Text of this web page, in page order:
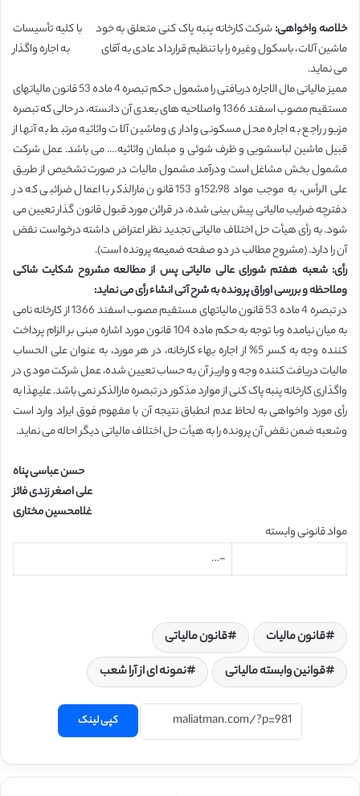
خلاصه واخواهی: شرکت کارخانه پنبه پاک کنی متعلق به خود با کلیه تأسیسات
ماشین آلات، باسکول وغیره را با تنظیم قرارداد عادی به آقای به اجاره واگذار
می نماید.
ممیز مالیاتی مال الاجاره دریافتی را مشمول حکم تبصره 4 ماده 53 قانون مالیاتهای
مستقیم مصوب اسفند 1366 واصلاحیه های بعدی آن دانسته، در حالی که تبصره
مزبور راجع به اجاره محل مسکونی واداری وماشین آلات واثاثیه مرتبط به آنها از
قبیل ماشین لباسشویی و ظرف شوئی و مبلمان واثاثیه…. می باشد. عمل شرکت
مشمول بخش مشاغل است ودرآمد مشمول مالیات در صورت تشخیص از طریق
علی الرأس، به موجب مواد 152،98و 153 قانون مارالذکر با اعمال ضرائبی که در
دفترچه ضرایب مالیاتی پیش بینی شده، در قرائن مورد قبول قانون گذار تعیین می
شود. به رأی هیأت حل اختلاف مالیاتی تجدید نظر اعتراض داشته درخواست نقض
آن را دارد. (مشروح مطالب در دو صفحه ضمیمه پرونده است).
رأی: شعبه هفتم شورای عالی مالیاتی پس از مطالعه مشروح شکایت شاکی
وملاحظه و بررسی اوراق پرونده به شرح آتی انشاء رأی می نماید:
در تبصره 4 ماده 53 قانون مالیاتهای مستقیم مصوب اسفند 1366 از کارخانه نامی
به میان نیامده وبا توجه به حکم ماده 104 قانون مورد اشاره مبنی بر الزام پرداخت
کننده وجه به کسر 5% از اجاره بهاء کارخانه، در هر مورد، به عنوان علی الحساب
مالیات دریافت کننده وجه و واریز آن به حساب تعیین شده، عمل شرکت مودی در
واگذاری کارخانه پنبه پاک کنی از موارد مذکور در تبصره مارالذکر نمی باشد. علیهذا به
رأی مورد واخواهی به لحاظ عدم انطباق نتیجه آن با مفهوم فوق ایراد وارد است
وشعبه ضمن نقض آن پرونده را به هیأت حل اختلاف مالیاتی دیگر احاله می نماید.
حسن عباسی پناه
علی اصغر زندی فائز
غلامحسین مختاری
مواد قانونی وابسته
-…
قانون مالیات
قانون مالیاتی
قوانین وابسته مالیاتی
نمونه ای از آرا شعب
کپی لینک